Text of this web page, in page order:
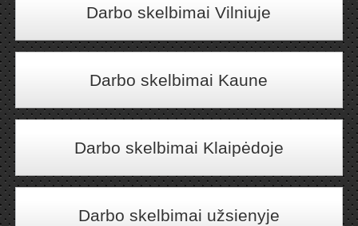
Darbo skelbimai Vilniuje
Darbo skelbimai Kaune
Darbo skelbimai Klaipėdoje
Darbo skelbimai užsienyje